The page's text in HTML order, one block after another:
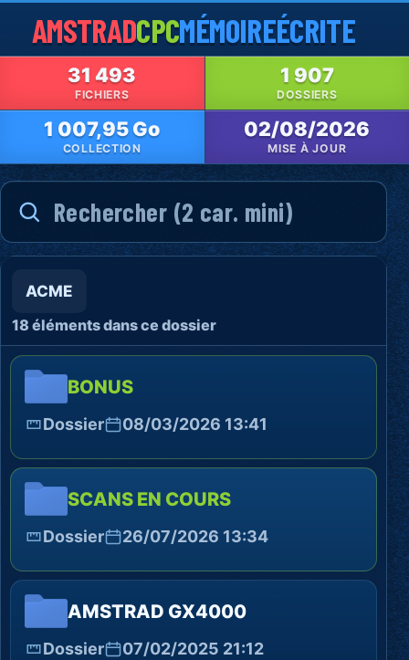
AMSTRADCPCMÉMOIREÉCRITE
31 493
FICHIERS
1 907
DOSSIERS
1 007,95 Go
COLLECTION
02/08/2026
MISE À JOUR
ACME
18 éléments dans ce dossier
BONUS
Dossier 08/03/2026 13:41
SCANS EN COURS
Dossier 26/07/2026 13:34
AMSTRAD GX4000
Dossier 07/02/2025 21:12